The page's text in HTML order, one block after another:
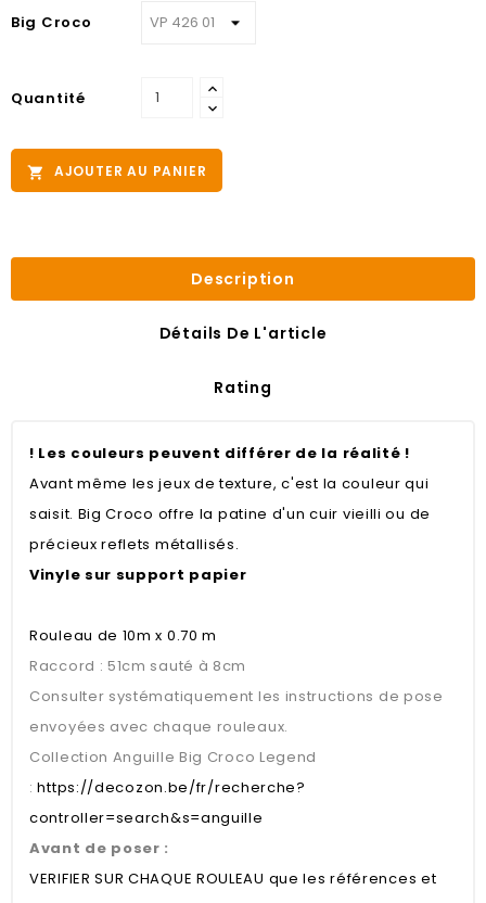
Big Croco
Quantité
 AJOUTER AU PANIER
Description
Détails De L'article
Rating
! Les couleurs peuvent différer de la réalité !
Avant même les jeux de texture, c'est la couleur qui
saisit. Big Croco offre la patine d'un cuir vieilli ou de
précieux reflets métallisés.
Vinyle sur support papier
Rouleau de 10m x 0.70 m
Raccord : 51cm sauté à 8cm
Consulter systématiquement les instructions de pose
envoyées avec chaque rouleaux.
Collection Anguille Big Croco Legend
:https://decozon.be/fr/recherche?
controller=search&s=anguille
Avant de poser :
VERIFIER SUR CHAQUE ROULEAU que les références et